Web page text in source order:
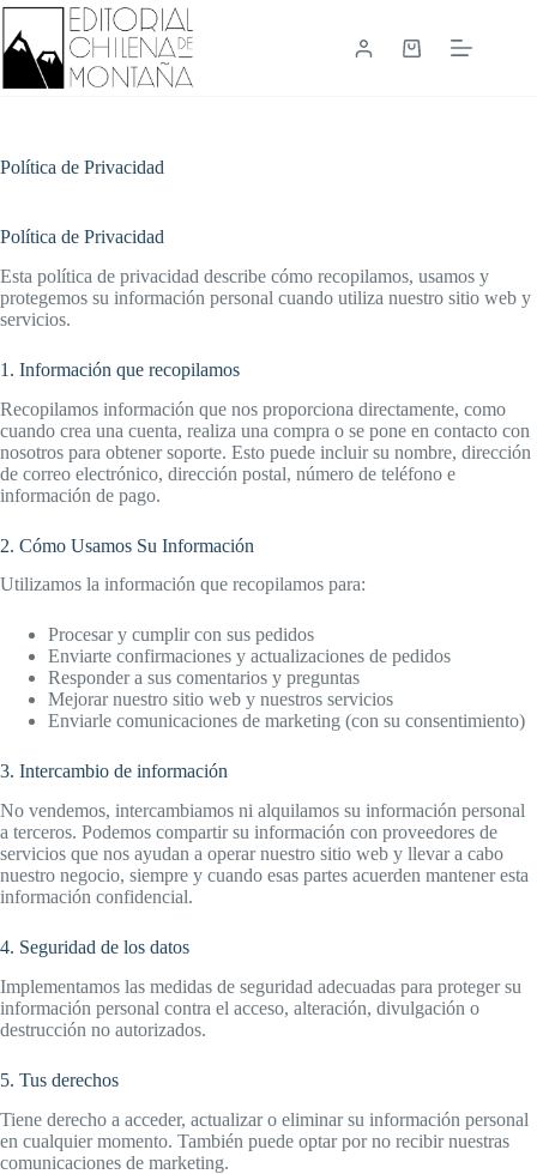
Saltar
contenido
Carrito
Política de Privacidad
Política de Privacidad
Esta política de privacidad describe cómo recopilamos, usamos y
protegemos su información personal cuando utiliza nuestro sitio web y
servicios.
1. Información que recopilamos
Recopilamos información que nos proporciona directamente, como
cuando crea una cuenta, realiza una compra o se pone en contacto con
nosotros para obtener soporte. Esto puede incluir su nombre, dirección
de correo electrónico, dirección postal, número de teléfono e
información de pago.
2. Cómo Usamos Su Información
Utilizamos la información que recopilamos para:
Procesar y cumplir con sus pedidos
Enviarte confirmaciones y actualizaciones de pedidos
Responder a sus comentarios y preguntas
Mejorar nuestro sitio web y nuestros servicios
Enviarle comunicaciones de marketing (con su consentimiento)
3. Intercambio de información
No vendemos, intercambiamos ni alquilamos su información personal
a terceros. Podemos compartir su información con proveedores de
servicios que nos ayudan a operar nuestro sitio web y llevar a cabo
nuestro negocio, siempre y cuando esas partes acuerden mantener esta
información confidencial.
4. Seguridad de los datos
Implementamos las medidas de seguridad adecuadas para proteger su
información personal contra el acceso, alteración, divulgación o
destrucción no autorizados.
5. Tus derechos
Tiene derecho a acceder, actualizar o eliminar su información personal
en cualquier momento. También puede optar por no recibir nuestras
comunicaciones de marketing.